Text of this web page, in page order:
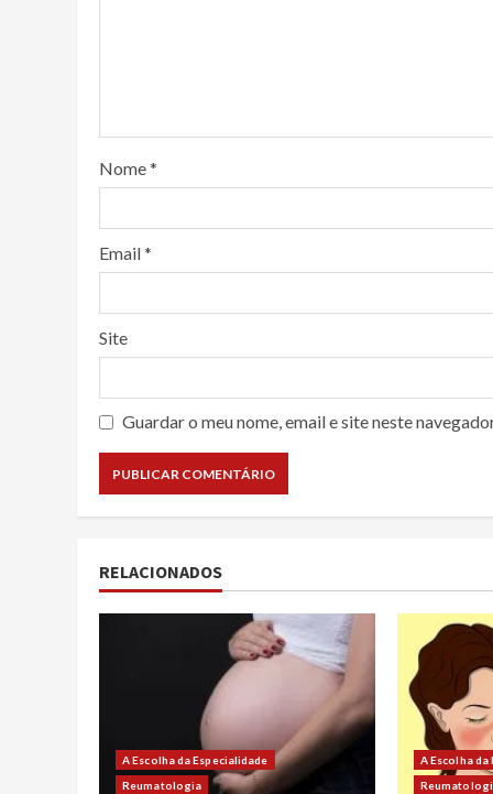
Nome*
Email*
Site
Guardar o meu nome, email e site neste
RELACIONADOS
A Escolha da Especialidade
Reumatologia
A Escolha da